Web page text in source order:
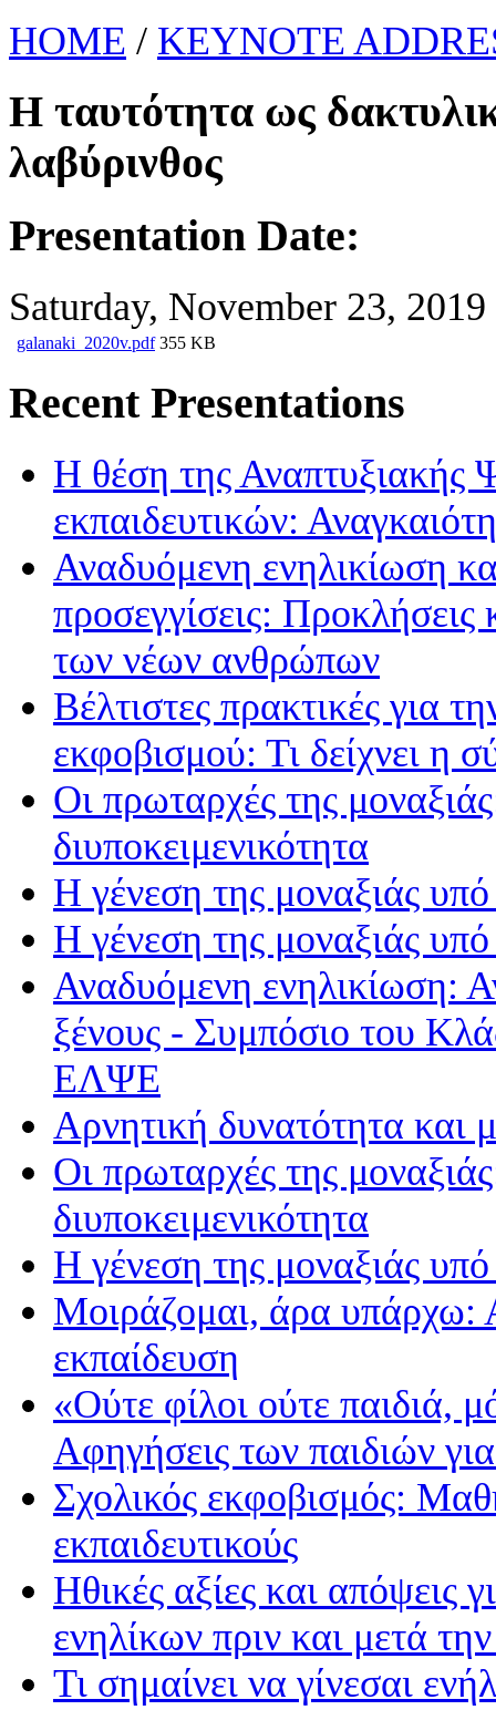
HOME / KEYNOTE
Η ταυτότητα ως
λαβύρινθος
Presentation Date:
Saturday, November 23, 2019
galanaki_2020v.pdf 355 KB
Recent Presentations
Η θέση της Αναπτυξιακής
εκπαιδευτικών:
Αναδυόμενη ενηλικίωση
προσεγγίσεις: Προκλήσεις
των νέων ανθρώπων
Βέλτιστες πρακτικές για
εκφοβισμού: Τι δείχνει η
Οι πρωταρχές της
διυποκειμενικότητα
Η γένεση της μοναξιάς
Η γένεση της μοναξιάς
Αναδυόμενη ενηλικίωση:
ξένους - Συμπόσιο του
ΕΛΨΕ
Αρνητική δυνατότητα και
Οι πρωταρχές της
διυποκειμενικότητα
Η γένεση της μοναξιάς
Μοιράζομαι, άρα υπάρχω:
εκπαίδευση
«Ούτε φίλοι ούτε παιδιά,
Αφηγήσεις των παιδιών
Σχολικός εκφοβισμός:
εκπαιδευτικούς
Ηθικές αξίες και απόψεις
ενηλίκων πριν και μετά
Τι σημαίνει να γίνεσαι